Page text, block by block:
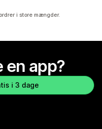
i store mængder.
en app?
i 3 dage